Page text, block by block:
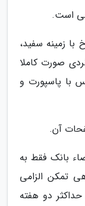
است.
تمام رخ با زمینه سفید،
صورت کاملا
ماه اخیر (عکس با پاسپورت و
بانک فقط به
تمکن الزامی
دو هفته